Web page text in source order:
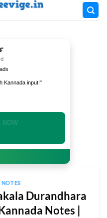
Kannada input!"
NOW
Durandhara
Notes |